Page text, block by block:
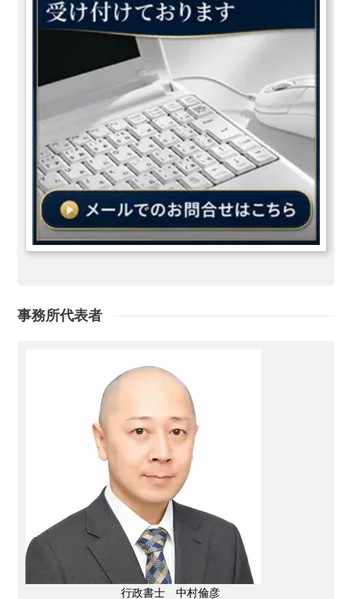
で日本人の養子となった者は含まれません。また、養子縁組後に養親
が日本国籍を取得した場合、その養子は日本国民の養子となりますの
で帰化申請が可能です。３．日本の国籍を失った人（日本に帰化した
後、日本の国籍を失った者は除く）で、日本に住んでいる人。（国籍
法8条3号）元日本国籍を持っていた者が当てはまります。外国で生
まれた子で、出生によって外国国籍を取得した日本国民は、一定の期
間内に日本国籍を留保する意思表示をしなければ、その出生の時にさ
かのぼって日本国籍を失います。（国籍法12条、戸籍法104条）これ
を国籍留保といいますが、この手続きを行わずに日本国籍を失った場
合には、元日本国籍者として簡易帰化申請が可能です。日本国籍の再
取得国籍留保の手続きを行わずに日本国籍を失った者に対しては、届
出による日本国籍の再取得が認められています。（国籍法17条1項）
但し、この届出による日本国籍の再取得ができるのは18歳未満の者
に限られます。国籍不留保による国籍の再取得４．日本で生まれ、か
つ、出生の時から国籍を有しない人で、その時から引き続き3年以上
ています。（国籍法2条3号）しかし、この国籍法2条3号では父母双
も取得できず、結果無国籍となる場合があります。その様な者に対し
ては、この規定により帰化申請での日本国籍の取得が認められていま
す。大帰化とは帰化申請には、普通帰化・簡易帰化・大帰化の3種類
があります。普通帰化（一般的な帰化申請）簡易帰化（特定の条件が
緩和される帰化）大帰化（日本に特別な功労がある外国人に対して、
法務大臣が国会承認を得て許可する帰化）しかし、大帰化の前例は未
だありません。当サイト内の文章・画像等の内容の無断転載及び複製
等の行為はご遠慮ください。
事務所代表者
行政書士 中村倫彦